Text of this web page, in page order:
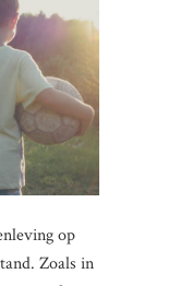
op
Zoals in